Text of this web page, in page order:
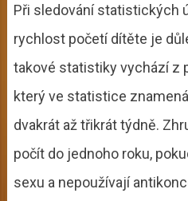
Při sledování statistických
rychlost početí dítěte je
takové statistiky vychází z
který ve statistice
dvakrát až třikrát týdně.
počít do jednoho roku,
sexu a nepoužívají